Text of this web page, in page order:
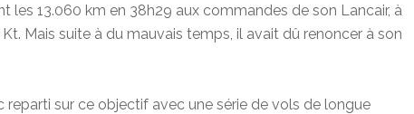
les 13.060 km en 38h29 aux commandes de son Lancair, à
Mais suite à du mauvais temps, il avait dû renoncer à son
reparti sur ce objectif avec une série de vols de longue